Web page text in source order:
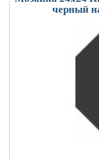
черный